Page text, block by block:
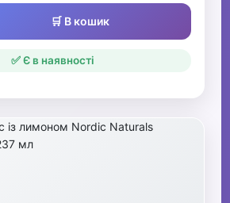
🛒 В кошик
✅ Є в наявності